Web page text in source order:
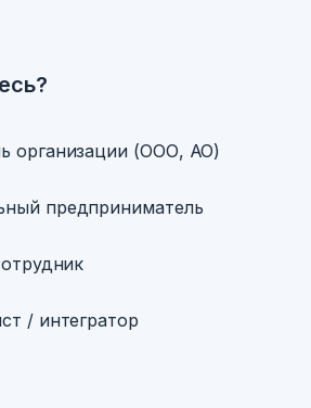
организации (ООО, АО)
предприниматель
/ интегратор